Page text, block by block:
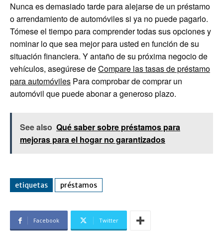
Nunca es demasiado tarde para alejarse de un préstamo
o arrendamiento de automóviles si ya no puede pagarlo.
Tómese el tiempo para comprender todas sus opciones y
nominar lo que sea mejor para usted en función de su
situación financiera. Y antaño de su próxima negocio de
vehículos, asegúrese deCompare las tasas de préstamo
para automóviles Para comprobar de comprar un
automóvil que puede abonar a generoso plazo.
See also Qué saber sobre préstamos para
mejoras para el hogar no garantizados
etiquetas préstamos
Facebook Twitter